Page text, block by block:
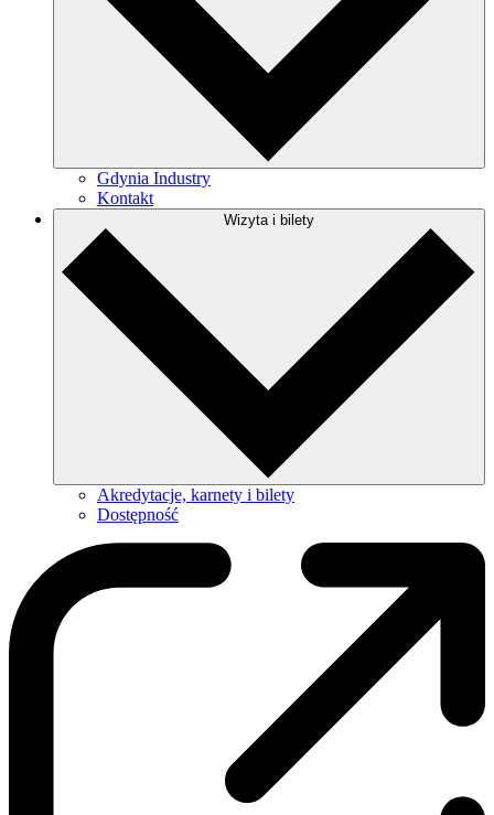
Gdynia Industry
Kontakt
Wizyta i bilety
Akredytacje, karnety i bilety
Dostępność